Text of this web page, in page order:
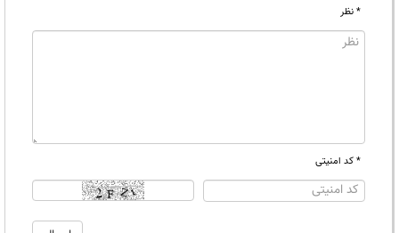
* نظر
* کد امنیتی